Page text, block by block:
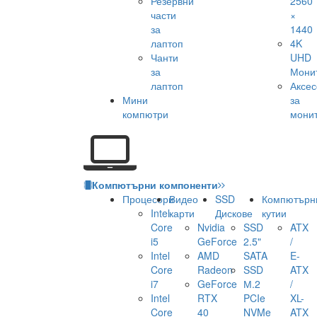
части
за
лаптоп
Чанти
за
лаптоп
Мини
компютри
×
1440
4K
UHD
за
Компютърни компоненти
Процесори
Intel
Core
i5
Intel
Core
i7
Intel
Core
Видео
карти
Nvidia
GeForce
AMD
Radeon
GeForce
RTX
40
SSD
Дискове
SSD
2.5"
SATA
SSD
М.2
PCIe
NVMe
кутии
ATX
/
E-
ATX
/
XL-
ATX